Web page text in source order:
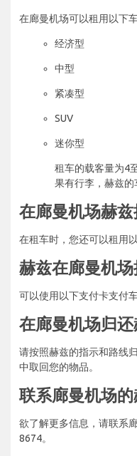
在廊曼机场可以租用以下
经济型
中型
紧凑型
SUV
迷你型
租车的载客量为4
果有行李，赫兹的
在廊曼机场赫
在租车时，您还可以租用
赫兹在廊曼机
可以使用以下支付卡支付
在廊曼机场归
请按照赫兹的指示和路线
中取回您的物品。
联系廊曼机场
欲了解更多信息，请联系
8674。